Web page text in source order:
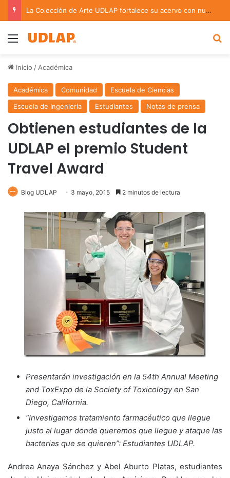
La Colección de Arte UDLAP fortalece su acervo con nuevas obras de artistas emergentes y consolidados
Menu
Inicio / Académica
Académica Comunidad
Escuela de Ciencias
Escuela de Ingeniería
Estudiantes Notas de prensa
Obtienen estudiantes de la
UDLAP el premio Student
Travel Award
Blog UDLAP 3 mayo, 2015 2 minutos de lectura
Presentarán investigación en la 54th Annual Meeting
and ToxExpo de la Society of Toxicology en San
Diego, California.
“Investigamos tratamiento farmacéutico que llegue
justo al lugar donde queremos que llegue y ataque las
bacterias que se quieren”: Estudiantes UDLAP.
Andrea Anaya Sánchez y Abel Aburto Platas, estudiantes